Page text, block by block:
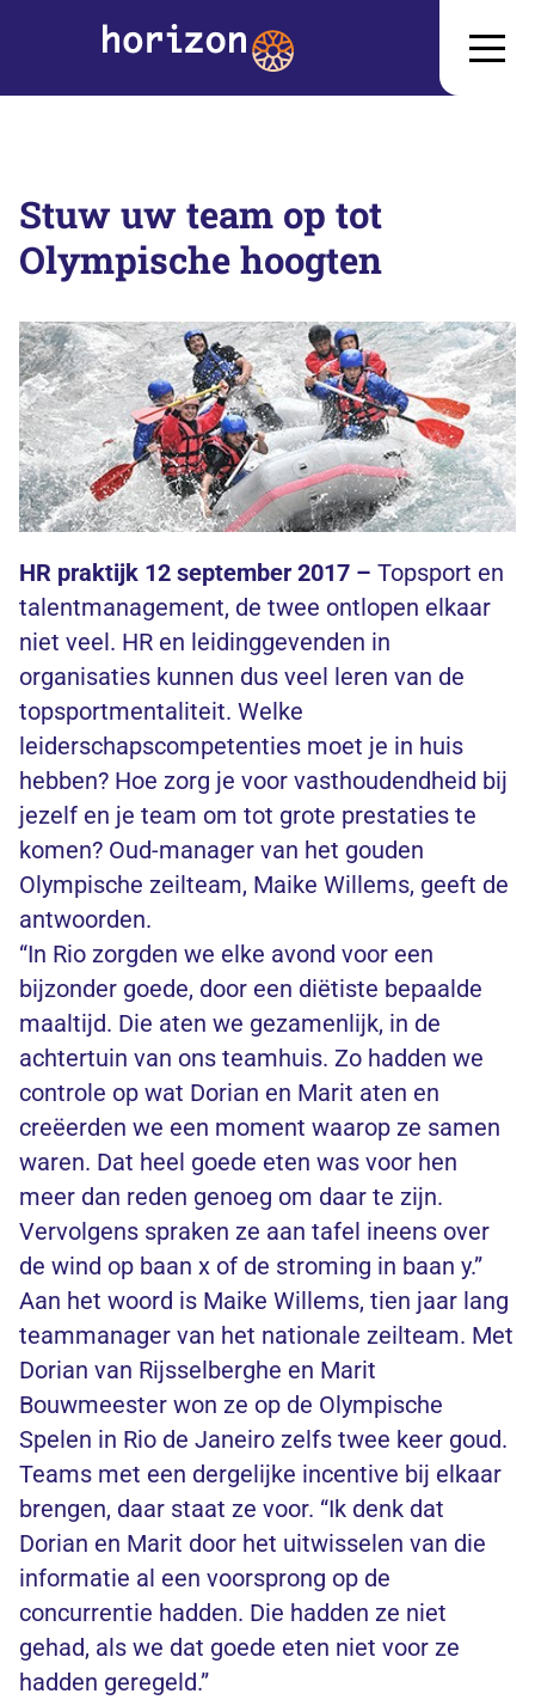
Stuw uw team op tot
Olympische hoogten
HR praktijk 12 september 2017 – Topsport en
talentmanagement, de twee ontlopen elkaar
niet veel. HR en leidinggevenden in
organisaties kunnen dus veel leren van de
topsportmentaliteit. Welke
leiderschapscompetenties moet je in huis
hebben? Hoe zorg je voor vasthoudendheid bij
jezelf en je team om tot grote prestaties te
komen? Oud-manager van het gouden
Olympische zeilteam, Maike Willems, geeft de
antwoorden.
“In Rio zorgden we elke avond voor een
bijzonder goede, door een diëtiste bepaalde
maaltijd. Die aten we gezamenlijk, in de
achtertuin van ons teamhuis. Zo hadden we
controle op wat Dorian en Marit aten en
creëerden we een moment waarop ze samen
waren. Dat heel goede eten was voor hen
meer dan reden genoeg om daar te zijn.
Vervolgens spraken ze aan tafel ineens over
de wind op baan x of de stroming in baan y.”
Aan het woord is Maike Willems, tien jaar lang
teammanager van het nationale zeilteam. Met
Dorian van Rijsselberghe en Marit
Bouwmeester won ze op de Olympische
Spelen in Rio de Janeiro zelfs twee keer goud.
Teams met een dergelijke incentive bij elkaar
brengen, daar staat ze voor. “Ik denk dat
Dorian en Marit door het uitwisselen van die
informatie al een voorsprong op de
concurrentie hadden. Die hadden ze niet
gehad, als we dat goede eten niet voor ze
hadden geregeld.”